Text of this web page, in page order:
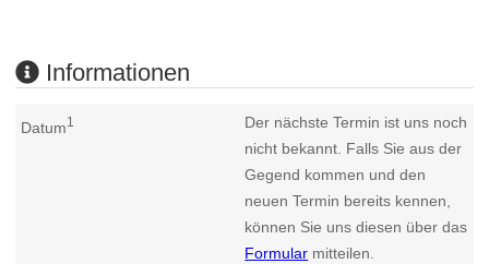
Informationen
Datum1
Der nächste Termin ist uns noch
nicht bekannt. Falls Sie aus der
Gegend kommen und den
neuen Termin bereits kennen,
können Sie uns diesen über das
Formular mitteilen.